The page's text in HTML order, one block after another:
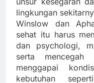
lingkungan
Winslow dan
sehat itu harus
dan psychologi,
serta mencegah
menggapai
kebutuhan